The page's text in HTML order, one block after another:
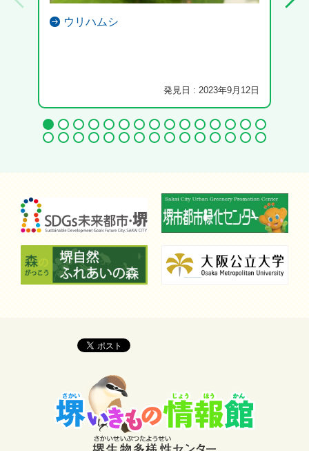
ウリハムシ
発見日 : 2023年9月12日